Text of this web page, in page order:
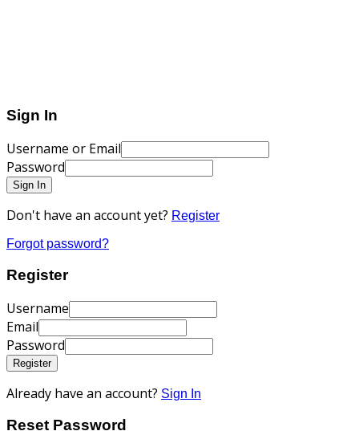
Sign In
Username or Email
Password
Sign In
Don't have an account yet? Register
Forgot password?
Register
Username
Email
Password
Register
Already have an account? Sign In
Reset Password